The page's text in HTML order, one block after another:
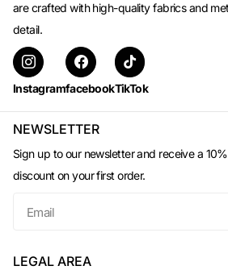
are crafted with high-quality fabrics and
detail.
InstagramfacebookTikTok
NEWSLETTER
Sign up to our newsletter and receive a
discount on your first order.
LEGAL AREA